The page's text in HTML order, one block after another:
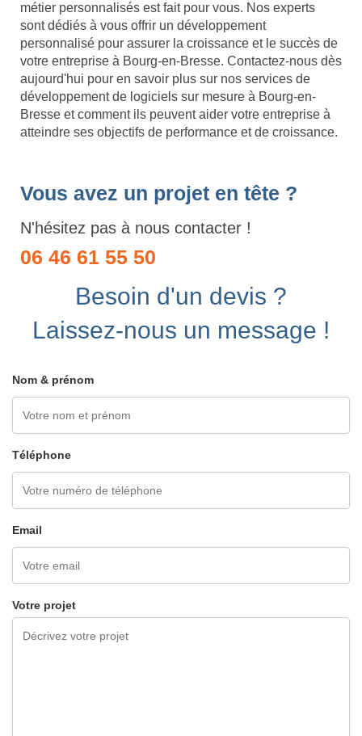
métier personnalisés est fait pour vous. Nos experts
sont dédiés à vous offrir un développement
personnalisé pour assurer la croissance et le succès de
votre entreprise à Bourg-en-Bresse. Contactez-nous dès
aujourd'hui pour en savoir plus sur nos services de
développement de logiciels sur mesure à Bourg-en-
Bresse et comment ils peuvent aider votre entreprise à
atteindre ses objectifs de performance et de croissance.
Vous avez un projet en tête ?
N'hésitez pas à nous contacter !
06 46 61 55 50
Besoin d'un devis ?
Laissez-nous un message !
Nom & prénom
Téléphone
Email
Votre projet